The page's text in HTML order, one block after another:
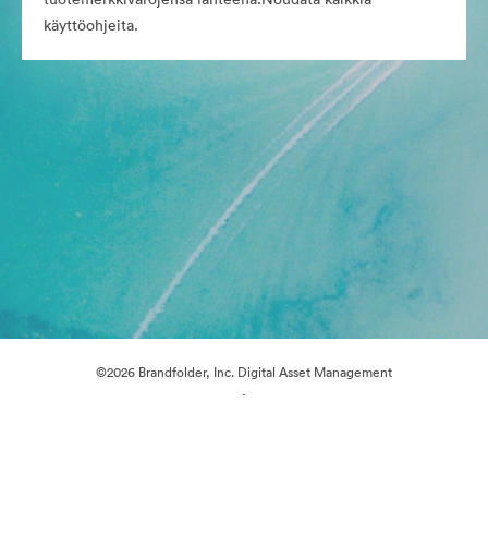
käyttöohjeita.
©2026 Brandfolder, Inc. Digital Asset Management
·